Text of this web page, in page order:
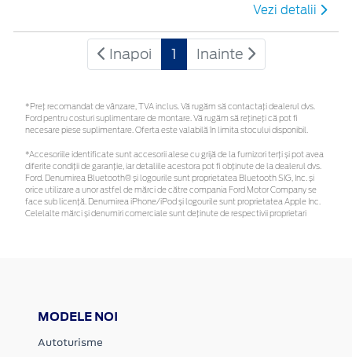
Vezi detalii
Inapoi 1 Inainte
*Preţ recomandat de vânzare, TVA inclus. Vă rugăm să contactaţi dealerul dvs.
Ford pentru costuri suplimentare de montare. Vă rugăm să rețineți că pot fi
necesare piese suplimentare. Oferta este valabilă în limita stocului disponibil.
*Accesoriile identificate sunt accesorii alese cu grijă de la furnizori terți și pot avea
diferite condiții de garanție, iar detaliile acestora pot fi obținute de la dealerul dvs.
Ford. Denumirea Bluetooth® și logourile sunt proprietatea Bluetooth SIG, Inc. și
orice utilizare a unor astfel de mărci de către compania Ford Motor Company se
face sub licență. Denumirea iPhone/iPod și logourile sunt proprietatea Apple Inc.
Celelalte mărci și denumiri comerciale sunt deținute de respectivii proprietari
MODELE NOI
Autoturisme